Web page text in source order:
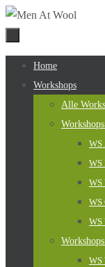
Naar
inhoud
springen
Naar
Home
Workshops
Alle
WS
WS
WS
WS
WS
WS